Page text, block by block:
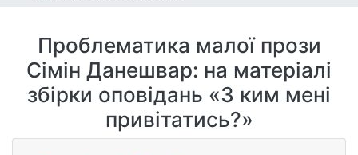
Проблематика малої прози
Сiмiн Данешвар: на матеріалі
збірки оповідань «З ким менi
привiтатись?»